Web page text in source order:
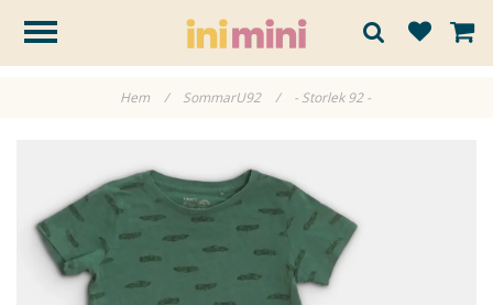
Hem / SommarU92 / - Storlek 92 -